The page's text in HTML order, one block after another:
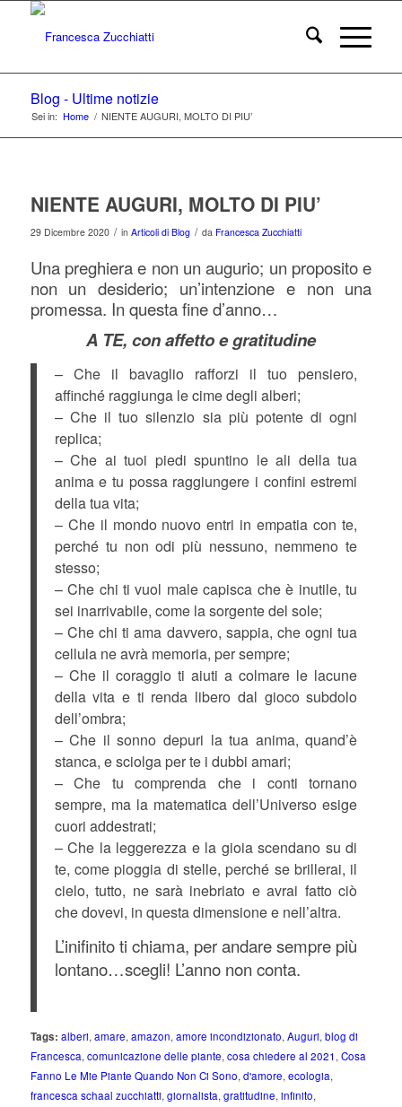
Blog - Ultime notizie
Sei in: Home / NIENTE AUGURI, MOLTO DI PIU’
NIENTE AUGURI, MOLTO DI PIU’
29 Dicembre 2020 / in Articoli di Blog / da Francesca Zucchiatti
Una preghiera e non un augurio; un proposito e
non un desiderio; un’intenzione e non una
promessa. In questa fine d’anno…
A TE, con affetto e gratitudine
– Che il bavaglio rafforzi il tuo pensiero,
affinché raggiunga le cime degli alberi;
– Che il tuo silenzio sia più potente di ogni
replica;
– Che ai tuoi piedi spuntino le ali della tua
anima e tu possa raggiungere i confini estremi
della tua vita;
– Che il mondo nuovo entri in empatia con te,
perché tu non odi più nessuno, nemmeno te
stesso;
– Che chi ti vuol male capisca che è inutile, tu
sei inarrivabile, come la sorgente del sole;
– Che chi ti ama davvero, sappia, che ogni tua
cellula ne avrà memoria, per sempre;
– Che il coraggio ti aiuti a colmare le lacune
della vita e ti renda libero dal gioco subdolo
dell’ombra;
– Che il sonno depuri la tua anima, quand’è
stanca, e sciolga per te i dubbi amari;
– Che tu comprenda che i conti tornano
sempre, ma la matematica dell’Universo esige
cuori addestrati;
– Che la leggerezza e la gioia scendano su di
te, come pioggia di stelle, perché se brillerai, il
cielo, tutto, ne sarà inebriato e avrai fatto ciò
che dovevi, in questa dimensione e nell’altra.
L’inifinito ti chiama, per andare sempre più
lontano…scegli! L’anno non conta.
Tags: alberi, amare, amazon, amore incondizionato, Auguri, blog di
Francesca, comunicazione delle piante, cosa chiedere al 2021 , Cosa
Fanno Le Mie Piante Quando Non Ci Sono, d'amore, ecologia,
francesca schaal zucchiatti, giornalista, gratitudine, infinito,